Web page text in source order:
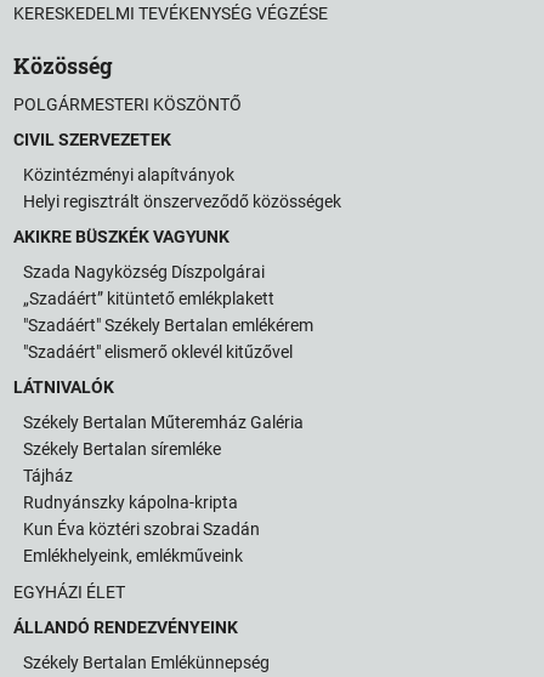
KERESKEDELMI TEVÉKENYSÉG VÉGZÉSE
Közösség
POLGÁRMESTERI KÖSZÖNTŐ
CIVIL SZERVEZETEK
Közintézményi alapítványok
Helyi regisztrált önszerveződő közösségek
AKIKRE BÜSZKÉK VAGYUNK
Szada Nagyközség Díszpolgárai
„Szadáért” kitüntető emlékplakett
"Szadáért" Székely Bertalan emlékérem
"Szadáért" elismerő oklevél kitűzővel
LÁTNIVALÓK
Székely Bertalan Műteremház Galéria
Székely Bertalan síremléke
Tájház
Rudnyánszky kápolna-kripta
Kun Éva köztéri szobrai Szadán
Emlékhelyeink, emlékműveink
EGYHÁZI ÉLET
ÁLLANDÓ RENDEZVÉNYEINK
Székely Bertalan Emlékünnepség